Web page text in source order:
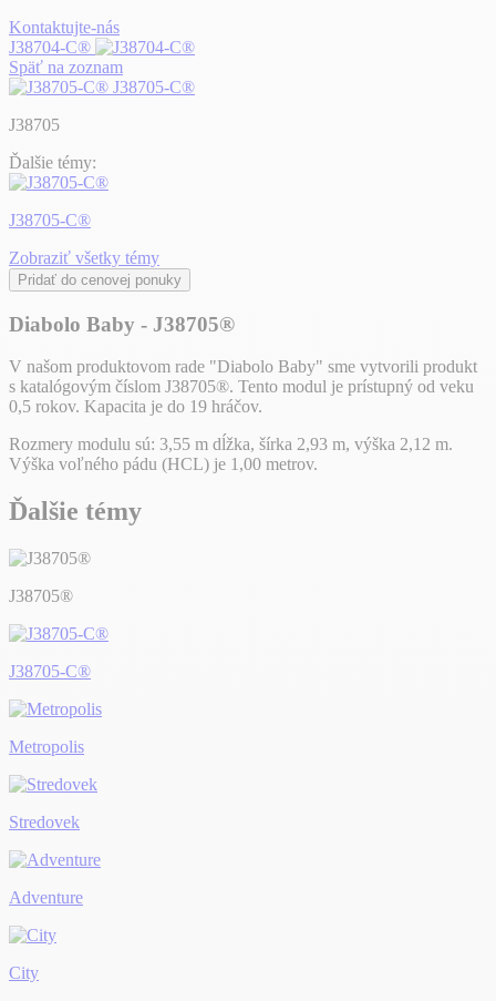
Kontaktujte-nás
J38704-C®
Späť na zoznam
J38705-C®
J38705
Ďalšie témy:
J38705-C®
Zobraziť všetky témy
Pridať do cenovej ponuky
Diabolo Baby - J38705®
V našom produktovom rade "Diabolo Baby" sme vytvorili produkt
s katalógovým číslom J38705®. Tento modul je prístupný od veku
0,5 rokov. Kapacita je do 19 hráčov.
Rozmery modulu sú: 3,55 m dĺžka, šírka 2,93 m, výška 2,12 m.
Výška voľného pádu (HCL) je 1,00 metrov.
Ďalšie témy
J38705®
J38705-C®
Metropolis
Stredovek
Adventure
City